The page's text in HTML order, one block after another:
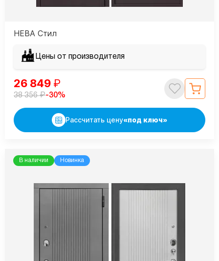
НЕВА Стил
Цены от производителя
26 849 ₽
38 356₽-30%
Рассчитать цену«под ключ»
В наличии Новинка